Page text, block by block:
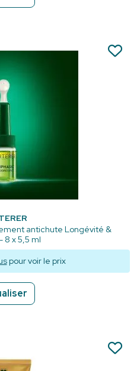
antichute Longévité &
8 x 5,5 ml
pour voir le prix